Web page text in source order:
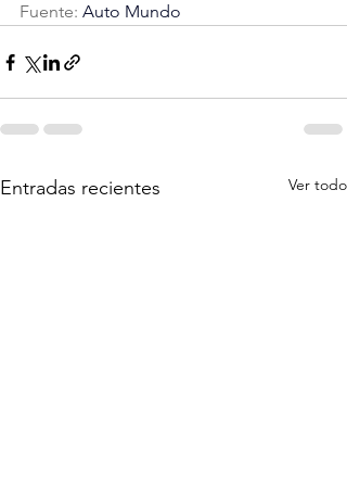
Fuente: Auto Mundo
Entradas recientes Ver todo